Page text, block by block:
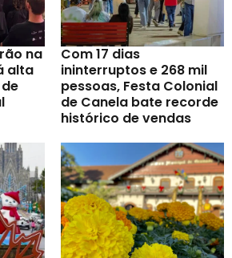
na
alta
Com 17 dias
ininterruptos e 268 mil
pessoas, Festa Colonial
de Canela bate recorde
histórico de vendas